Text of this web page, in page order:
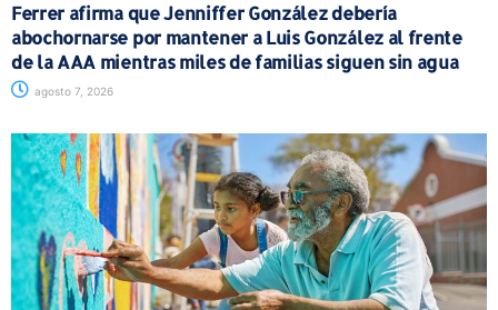
Ferrer afirma que Jenniffer González debería
abochornarse por mantener a Luis González al frente
de la AAA mientras miles de familias siguen sin agua
agosto 7, 2026